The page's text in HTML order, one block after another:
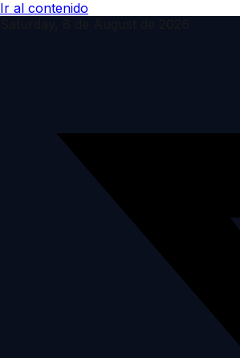
Ir al contenido